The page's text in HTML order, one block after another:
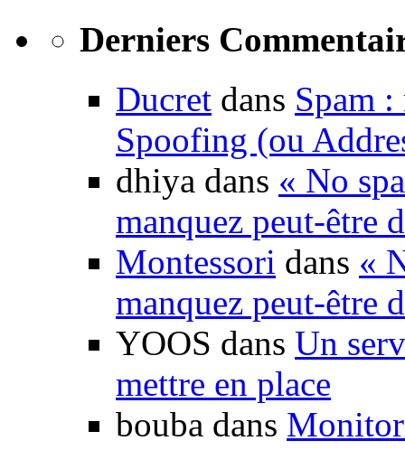
Derniers
Ducret dans Spam :
Spoofing (ou
dhiya dans « No
manquez peut-être
Montessori dans «
manquez peut-être
YOOS dans Un
mettre en place
bouba dans